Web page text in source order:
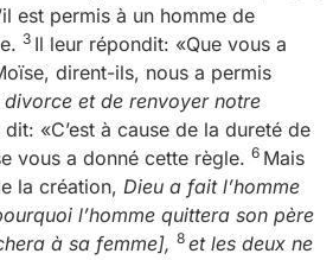
est permis à un homme de
3 Il leur répondit: «Que vous a
dirent-ils, nous a permis
et de renvoyer notre
«C’est à cause de la dureté de
vous a donné cette règle. 6 Mais
la création, Dieu a fait l’homme
l’homme quittera son père
à sa femme], 8 et les deux ne